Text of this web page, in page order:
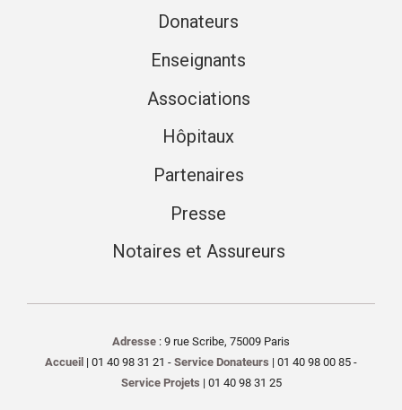
Donateurs
Enseignants
Associations
Hôpitaux
Partenaires
Presse
Notaires et Assureurs
Adresse : 9 rue Scribe, 75009 Paris
Accueil | 01 40 98 31 21 - Service Donateurs | 01 40 98 00 85 -
Service Projets | 01 40 98 31 25